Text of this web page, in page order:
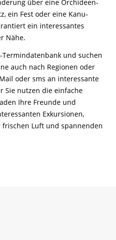
über eine Orchideen-
ein Fest oder eine Kanu-
ein interessantes
Nähe.
Termindatenbank und suchen
auch nach Regionen oder
oder sms an interessante
Sie nutzen die einfache
Ihre Freunde und
Exkursionen,
frischen Luft und spannenden